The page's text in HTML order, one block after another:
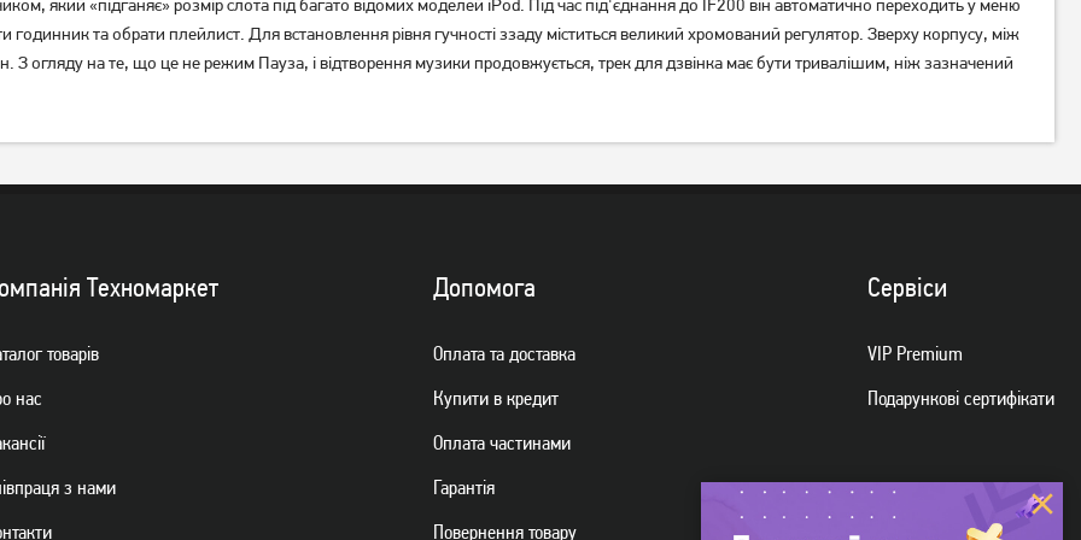
Black (BAR15W)
1 249грн
Портативна колонка
LogicFox Bluetooth V3.0 LF-
959грн
Акустична система Pixus
Ring Black
1 349грн
Акустична система Hoco HC6
Black
1 249грн
A668 Black
BoomBox X GP-BS500x
PartyBox Stage 320 Black
(JBLPBSTAGE320EP) 240 Вт
який «підганяє» розмір слота під багато відомих моделей iPod. Під час під'єднання до IF200 він автоматично переходить у меню
годинник та обрати плейлист. Для встановлення рівня гучності ззаду міститься великий хромований регулятор. Зверху корпусу, між
огляду на те, що це не режим Пауза, і відтворення музики продовжується, трек для дзвінка має бути тривалішим, ніж зазначений
Техномаркет
товарiв
нас
з нами
Допомога
Оплата та доставка
Купити в кредит
Оплата частинами
Гарантiя
Повернення товару
Сервiси
VIP Premium
Подарункові сертифікати